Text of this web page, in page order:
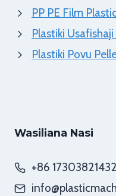
PP PE Film
Plastiki
Plastiki Povu
Wasiliana Nasi
+86 17303821432